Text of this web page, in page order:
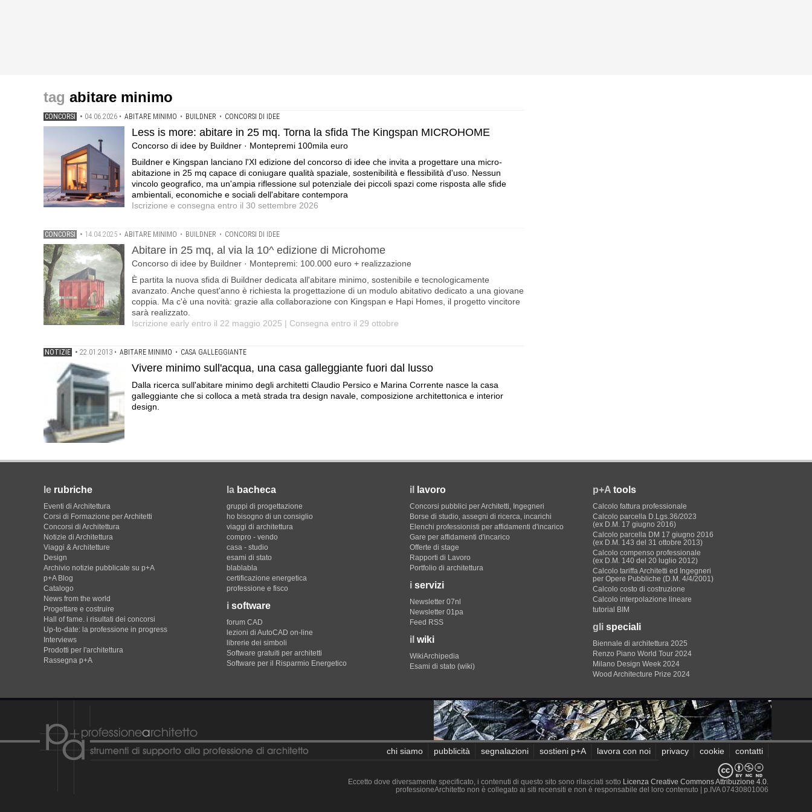
abitare minimo
CONCORSI • 04.06.2026 • ABITARE MINIMO • BUILDNER • CONCORSI DI IDEE
Less is more: abitare in 25 mq. Torna la sfida The Kingspan MICROHOME
Concorso di idee by Buildner · Montepremi 100mila euro
Buildner e Kingspan lanciano l'XI edizione del concorso di idee che invita a progettare una micro-
abitazione in 25 mq capace di coniugare qualità spaziale, sostenibilità e flessibilità d'uso. Nessun
vincolo geografico, ma un'ampia riflessione sul potenziale dei piccoli spazi come risposta alle sfide
ambientali, economiche e sociali dell'abitare contempora
Iscrizione e consegna entro il 30 settembre 2026
CONCORSI • 14.04.2025 • ABITARE MINIMO • BUILDNER • CONCORSI DI IDEE
Abitare in 25 mq, al via la 10^ edizione di Microhome
Concorso di idee by Buildner · Montepremi: 100.000 euro + realizzazione
È partita la nuova sfida di Buildner dedicata all'abitare minimo, sostenibile e tecnologicamente
avanzato. Anche quest'anno è richiesta la progettazione di un modulo abitativo dedicato a una giovane
coppia. Ma c'è una novità: grazie alla collaborazione con Kingspan e Hapi Homes, il progetto vincitore
sarà realizzato.
Iscrizione early entro il 22 maggio 2025 | Consegna entro il 29 ottobre
NOTIZIE • 22.01.2013 • ABITARE MINIMO • CASA GALLEGGIANTE
Vivere minimo sull'acqua, una casa galleggiante fuori dal lusso
Dalla ricerca sull'abitare minimo degli architetti Claudio Persico e Marina Corrente nasce la casa
galleggiante che si colloca a metà strada tra design navale, composizione architettonica e interior
design.
le rubriche
Eventi di Architettura
Corsi di Formazione per Architetti
Concorsi di Architettura
Notizie di Architettura
Viaggi & Architetture
Design
Archivio notizie pubblicate su p+A
p+A Blog
Catalogo
News from the world
Progettare e costruire
Hall of fame. i risultati dei concorsi
Up-to-date: la professione in progress
Interviews
Prodotti per l'architettura
Rassegna p+A
la bacheca
gruppi di progettazione
ho bisogno di un consiglio
viaggi di architettura
compro - vendo
casa - studio
esami di stato
blablabla
certificazione energetica
professione e fisco
i software
forum CAD
lezioni di AutoCAD on-line
librerie dei simboli
Software gratuiti per architetti
Software per il Risparmio Energetico
il lavoro
Concorsi pubblici per Architetti, Ingegneri
Borse di studio, assegni di ricerca, incarichi
Elenchi professionisti per affidamenti d'incarico
Gare per affidamenti d'incarico
Offerte di stage
Rapporti di Lavoro
Portfolio di architettura
i servizi
Newsletter 07nl
Newsletter 01pa
Feed RSS
il wiki
WikiArchipedia
Esami di stato (wiki)
p+A tools
Calcolo fattura professionale
Calcolo parcella D.Lgs.36/2023
(ex D.M. 17 giugno 2016)
Calcolo parcella DM 17 giugno 2016
(ex D.M. 143 del 31 ottobre 2013)
Calcolo compenso professionale
(ex D.M. 140 del 20 luglio 2012)
Calcolo tariffa Architetti ed Ingegneri
per Opere Pubbliche (D.M. 4/4/2001)
Calcolo costo di costruzione
Calcolo interpolazione lineare
tutorial BIM
gli speciali
Biennale di architettura 2025
Renzo Piano World Tour 2024
Milano Design Week 2024
Wood Architecture Prize 2024
chi siamo pubblicità segnalazioni sostieni p+A lavora con noi privacy cookie contatti
Eccetto dove diversamente specificato, i contenuti di questo sito sono rilasciati sotto Licenza Creative Commons Attribuzione 4.0.
professioneArchitetto non è collegato ai siti recensiti e non è responsabile del loro contenuto
| p.IVA 07430801006